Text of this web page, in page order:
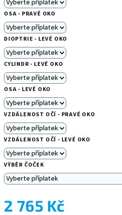
OSA - PRAVÉ OKO
DIOPTRIE - LEVÉ OKO
CYLINDR - LEVÉ OKO
OSA - LEVÉ OKO
VZDÁLENOST OČÍ - PRAVÉ OKO
VZDÁLENOST OČÍ - LEVÉ OKO
VÝBĚR ČOČEK
2 765 Kč